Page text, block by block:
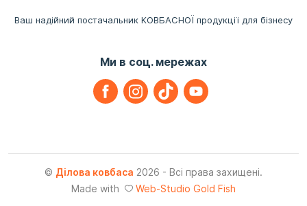
Ваш надійний постачальник КОВБАСНОЇ продукції для бізнесу
Ми в соц. мережах
© Ділова ковбаса 2026 - Всі права захищені.
Made with
Web-Studio Gold Fish